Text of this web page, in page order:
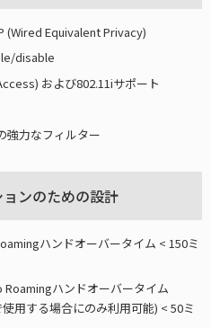
(Wired Equivalent Privacy)
disable
および802.11iサポート
強力なフィルター
ンのための設計
ハンドオーバータイム < 150ミ
Roamingハンドオーバータイム
用する場合にのみ利用可能) < 50ミ